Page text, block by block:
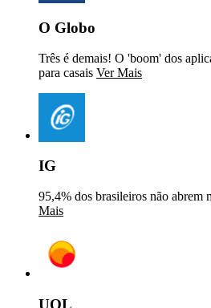
O Globo
Três é demais! O 'boom' dos
para casais Ver Mais
IG
95,4% dos brasileiros não abrem
Mais
UOL